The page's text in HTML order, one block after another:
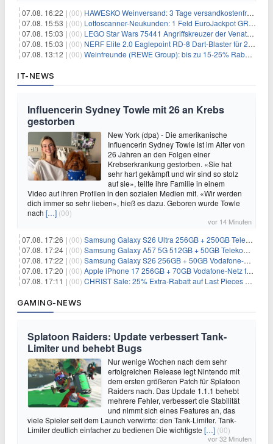
07.08. 16:22 | (00) HAWESKO Weinversand: 3 Tage versandkostenfrei bestellen (MBW 25€)
07.08. 15:53 | (00) Lottoscanner-Neukunden: 1 Feld EuroJackpot GRATIS spielen
07.08. 15:03 | (00) LEGO Star Wars 75441 Angriffskreuzer der Venator-Klasse für 50,25€
07.08. 15:03 | (00) NERF Elite 2.0 Eaglepoint RD-8 Dart-Blaster für 20,49€
07.08. 13:12 | (00) Weinfreunde (REWE Group): bis zu 15-25% Rabatt je nach Anzahl der Flaschen
IT-NEWS
Influencerin Sydney Towle mit 26 an Krebs
gestorben
New York (dpa) - Die amerikanische
Influencerin Sydney Towle ist im Alter von
26 Jahren an den Folgen einer
Krebserkrankung gestorben. «Sie hat
sehr hart gekämpft und wir sind so stolz
auf sie», teilte ihre Familie in einem
Video auf ihren Profilen in den sozialen Medien mit. «Wir werden
dich immer so sehr lieben», hieß es dazu. Geboren wurde Towle
nach […] (00)
vor 14 Minuten
07.08. 17:26 | (00) Samsung Galaxy S26 Ultra 256GB + 250GB Telekom-Netz für 34€/Monat (effektiv 5,42€/Monat)
07.08. 17:24 | (00) Samsung Galaxy A57 5G 512GB + 50GB Telekom-Netz für 20€/Monat (effektiv 3,33€/Monat)
07.08. 17:22 | (00) Samsung Galaxy S26 256GB + 50GB Vodafone-Netz für 19,99€/Monat (effektiv 1,26€/Monat)
07.08. 17:20 | (00) Apple iPhone 17 256GB + 70GB Vodafone-Netz für 34,99€/Monat (effektiv 6,41€/Monat)
07.08. 17:11 | (00) CHRIST Sale: 25% Extra-Rabatt auf Last Pieces bei Schmuck & Uhren
GAMING-NEWS
Splatoon Raiders: Update verbessert Tank-
Limiter und behebt Bugs
Nur wenige Wochen nach dem sehr
erfolgreichen Release legt Nintendo mit
dem ersten größeren Patch für Splatoon
Raiders nach. Das Update 1.1.1 behebt
mehrere Fehler, verbessert die Stabilität
und nimmt sich eines Features an, das
viele Spieler seit dem Launch verwirrte: den Tank-Limiter. Tank-
Limiter deutlich einfacher zu bedienen Die wichtigste […] (00)
vor 32 Minuten